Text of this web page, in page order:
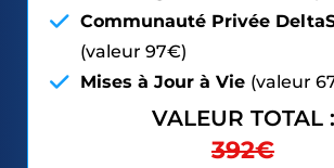
Communauté Privée
(valeur 97€)
Mises à Jour à Vie (valeur
VALEUR TOTAL :
392€